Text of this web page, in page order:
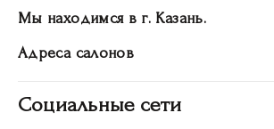
Мы находимся в г. Казань.
Адреса салонов
Социальные сети